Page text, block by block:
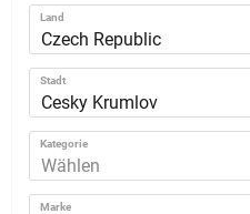
Land
Czech Republic
Stadt
Cesky Krumlov
Kategorie
Wählen
Marke